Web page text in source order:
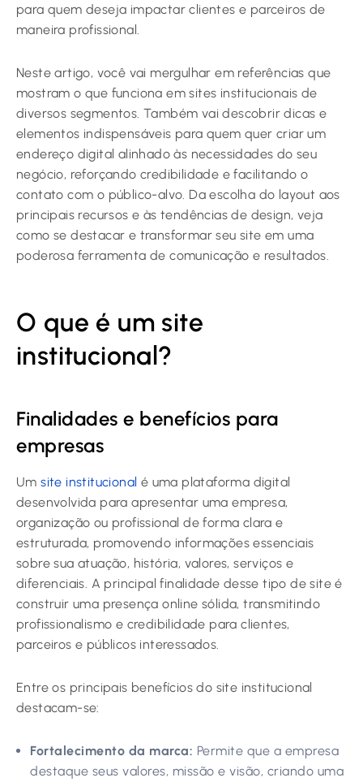
para quem deseja impactar clientes e parceiros de
maneira profissional.
Neste artigo, você vai mergulhar em referências que
mostram o que funciona em sites institucionais de
diversos segmentos. Também vai descobrir dicas e
elementos indispensáveis para quem quer criar um
endereço digital alinhado às necessidades do seu
negócio, reforçando credibilidade e facilitando o
contato com o público-alvo. Da escolha do layout aos
principais recursos e às tendências de design, veja
como se destacar e transformar seu site em uma
poderosa ferramenta de comunicação e resultados.
O que é um site
institucional?
Finalidades e benefícios para
empresas
Umsite institucional é uma plataforma digital
desenvolvida para apresentar uma empresa,
organização ou profissional de forma clara e
estruturada, promovendo informações essenciais
sobre sua atuação, história, valores, serviços e
diferenciais. A principal finalidade desse tipo de site é
construir uma presença online sólida, transmitindo
profissionalismo e credibilidade para clientes,
parceiros e públicos interessados.
Entre os principais benefícios do site institucional
destacam-se:
Fortalecimento da marca: Permite que a empresa
destaque seus valores, missão e visão, criando uma